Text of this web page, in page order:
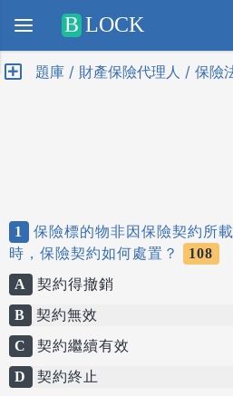
Positive SSL
B LOCK
題庫 / 財產保險代理人 / 保險
1
保險標的物非因保險契約所
時，保險契約如何處置？
108
A
契約得撤銷
B
契約無效
C
契約繼續有效
D
契約終止